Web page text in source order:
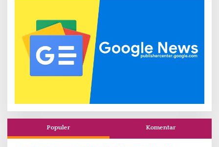
Populer Komentar